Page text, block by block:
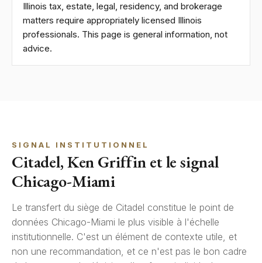
Illinois tax, estate, legal, residency, and brokerage
matters require appropriately licensed Illinois
professionals. This page is general information, not
advice.
SIGNAL INSTITUTIONNEL
Citadel, Ken Griffin et le signal
Chicago-Miami
Le transfert du siège de Citadel constitue le point de
données Chicago-Miami le plus visible à l'échelle
institutionnelle. C'est un élément de contexte utile, et
non une recommandation, et ce n'est pas le bon cadre